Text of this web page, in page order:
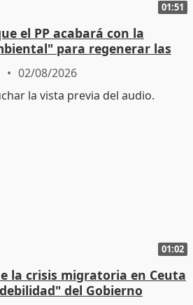
01:51
el PP acabará con la
para regenerar las
02/08/2026
01:02
la crisis migratoria en Ceuta
del Gobierno